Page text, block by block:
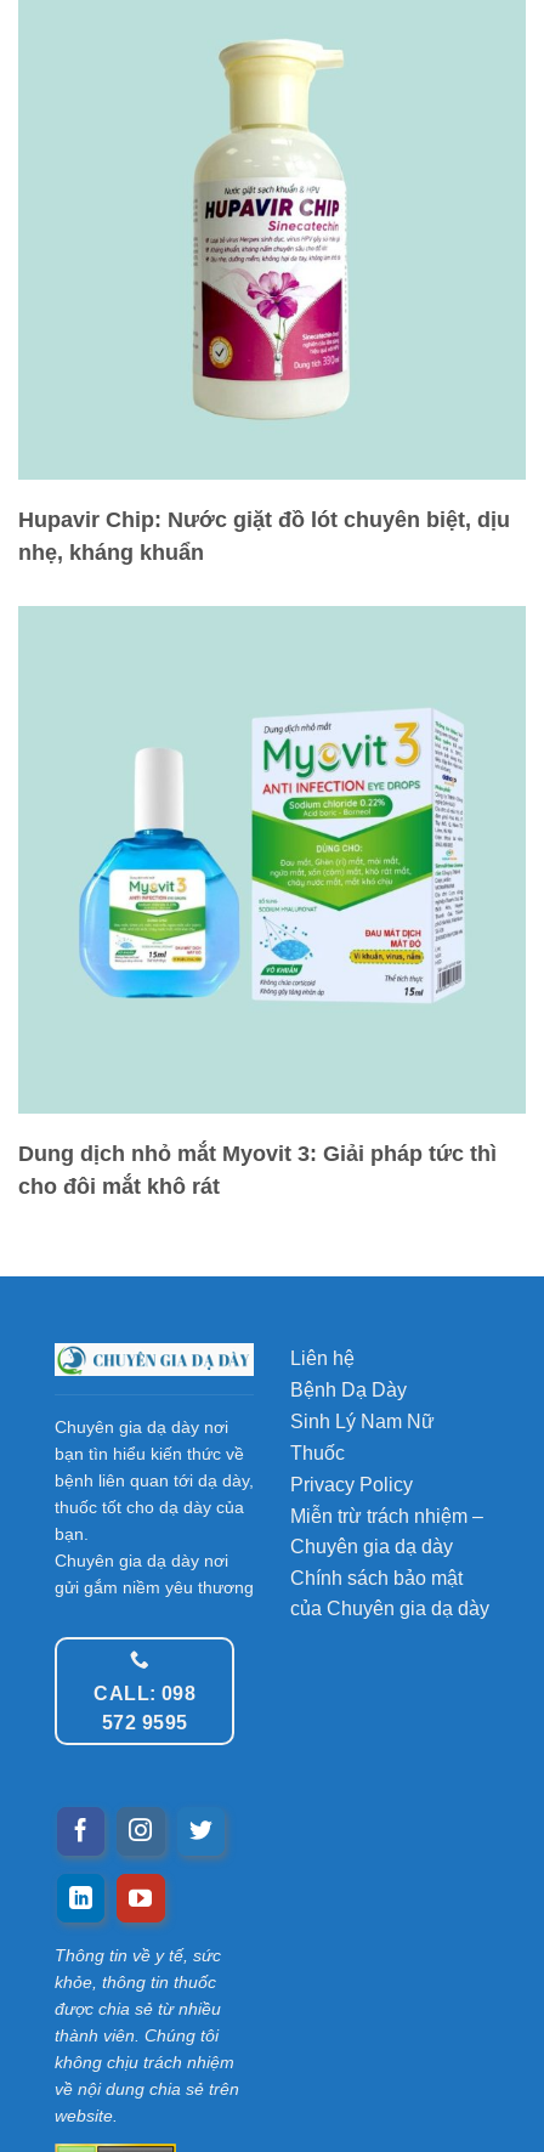
Hupavir Chip: Nước giặt đồ lót chuyên biệt, dịu
nhẹ, kháng khuẩn
Dung dịch nhỏ mắt Myovit 3: Giải pháp tức thì
cho đôi mắt khô rát
Chuyên gia dạ dày nơi
bạn tìn hiểu kiến thức về
bệnh liên quan tới dạ dày,
thuốc tốt cho dạ dày của
bạn.
Chuyên gia dạ dày nơi
gửi gắm niềm yêu thương
CALL: 098
572 9595
Liên hệ
Bệnh Dạ Dày
Sinh Lý Nam Nữ
Thuốc
Privacy Policy
Miễn trừ trách nhiệm –
Chuyên gia dạ dày
Chính sách bảo mật
của Chuyên gia dạ dày
Thông tin về y tế, sức
khỏe, thông tin thuốc
được chia sẻ từ nhiều
thành viên. Chúng tôi
không chịu trách nhiệm
về nội dung chia sẻ trên
website.